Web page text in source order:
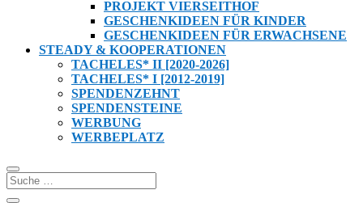
PROJEKT VIERSEITHOF
GESCHENKIDEEN FÜR KINDER
GESCHENKIDEEN FÜR ERWACHSENE
STEADY & KOOPERATIONEN
TACHELES* II [2020-2026]
TACHELES* I [2012-2019]
SPENDENZEHNT
SPENDENSTEINE
WERBUNG
WERBEPLATZ